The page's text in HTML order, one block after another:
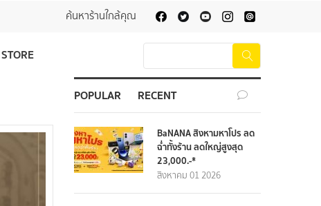
ค้นหาร้านใกล้คุณ
STORE
POPULAR RECENT
BaNANA สิงหามหาโปร ลด
ฉ่ำทั้งร้าน ลดใหญ่สูงสุด
23,000.-*
สิงหาคม 01 2026